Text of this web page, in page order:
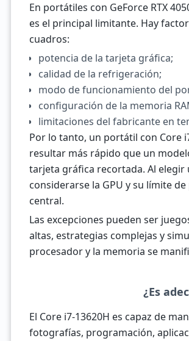
En portátiles con GeForce RTX
es el principal limitante. Hay
cuadros:
potencia de la tarjeta gráfica;
calidad de la refrigeración;
modo de funcionamiento del
configuración de la memoria
limitaciones del fabricante en
Por lo tanto, un portátil con Core
resultar más rápido que un
tarjeta gráfica recortada. Al
considerarse la GPU y su límite
central.
Las excepciones pueden ser
altas, estrategias complejas y
procesador y la memoria se
¿Es
El Core i7-13620H es capaz de
fotografías, programación,